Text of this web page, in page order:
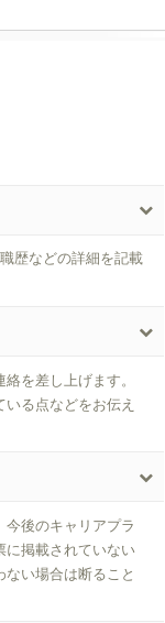
歴などの詳細を記載
を差し上げます。
る点などをお伝え
後のキャリアプラ
に掲載されていない
い場合は断ること